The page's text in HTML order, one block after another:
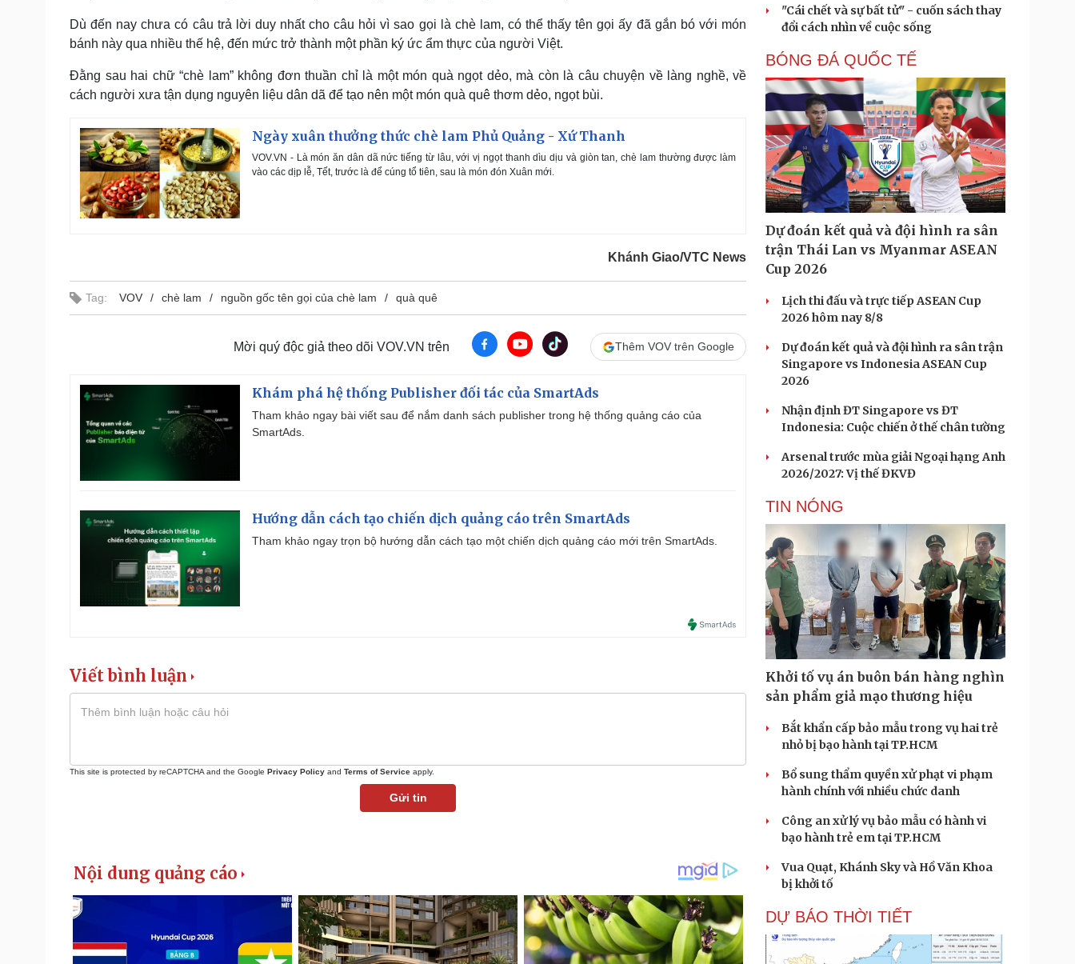
Dù đến nay chưa có câu trả lời duy nhất cho câu hỏi vì sao gọi là chè lam, có thể thấy tên gọi ấy đã gắn bó với món
bánh này qua nhiều thế hệ, đến mức trở thành một phần ký ức ẩm thực của người Việt.
Đằng sau hai chữ “chè lam” không đơn thuần chỉ là một món quà ngọt dẻo, mà còn là câu chuyện về làng nghề, về
cách người xưa tận dụng nguyên liệu dân dã để tạo nên một món quà quê thơm dẻo, ngọt bùi.
Ngày xuân thưởng thức chè lam Phủ Quảng - Xứ Thanh
VOV.VN - Là món ăn dân dã nức tiếng từ lâu, với vị ngọt thanh dìu dịu và giòn tan, chè lam thường được làm
vào các dịp lễ, Tết, trước là để cúng tổ tiên, sau là món đón Xuân mới.
Khánh Giao/VTC News
Tag: VOV chè lam nguồn gốc tên gọi của chè lam quà quê
Mời quý độc giả theo dõi VOV.VN trên Thêm VOV trên Google
Khám phá hệ thống Publisher đối tác của SmartAds
Tham khảo ngay bài viết sau để nắm danh sách publisher trong hệ thống quảng cáo của
SmartAds.
Hướng dẫn cách tạo chiến dịch quảng cáo trên SmartAds
Tham khảo ngay trọn bộ hướng dẫn cách tạo một chiến dịch quảng cáo mới trên SmartAds.
Viết bình luận
This site is protected by reCAPTCHA and the Google Privacy Policy and Terms of Service apply.
Gửi tin
"Cái chết và sự bất tử" - cuốn sách thay
đổi cách nhìn về cuộc sống
BÓNG ĐÁ QUỐC TẾ
Dự đoán kết quả và đội hình ra sân
trận Thái Lan vs Myanmar ASEAN
Cup 2026
Lịch thi đấu và trực tiếp ASEAN Cup
2026 hôm nay 8/8
Dự đoán kết quả và đội hình ra sân trận
Singapore vs Indonesia ASEAN Cup
2026
Nhận định ĐT Singapore vs ĐT
Indonesia: Cuộc chiến ở thế chân tường
Arsenal trước mùa giải Ngoại hạng Anh
2026/2027: Vị thế ĐKVĐ
TIN NÓNG
Khởi tố vụ án buôn bán hàng nghìn
sản phẩm giả mạo thương hiệu
Bắt khẩn cấp bảo mẫu trong vụ hai trẻ
nhỏ bị bạo hành tại TP.HCM
Bổ sung thẩm quyền xử phạt vi phạm
hành chính với nhiều chức danh
Công an xử lý vụ bảo mẫu có hành vi
bạo hành trẻ em tại TP.HCM
Vua Quạt, Khánh Sky và Hồ Văn Khoa
bị khởi tố
DỰ BÁO THỜI TIẾT